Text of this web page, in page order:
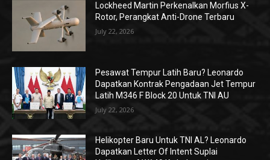
Lockheed Martin Perkenalkan Morfius X-
Rotor, Perangkat Anti-Drone Terbaru
July 22, 2026
Pesawat Tempur Latih Baru? Leonardo
Dapatkan Kontrak Pengadaan Jet Tempur
Latih M346 F Block 20 Untuk TNI AU
July 22, 2026
Helikopter Baru Untuk TNI AL? Leonardo
Dapatkan Letter Of Intent Suplai